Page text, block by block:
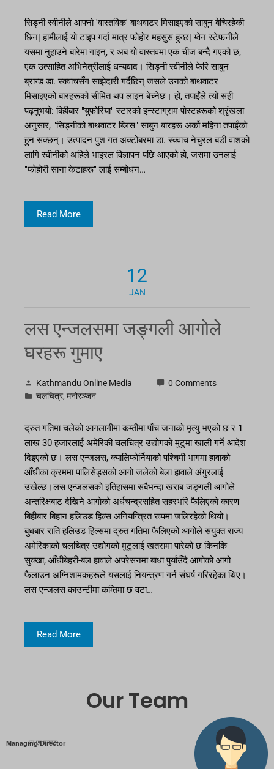
सिड्नी स्वीनीले आफ्नो 'वास्तविक' बाथवाटर मिसाइएको साबुन बेचिरहेकी
छिन| हामीलाई यो टाइप गर्दा मात्र फोहोर महसुस हुन्छ| ग्वेन स्टेफनीले
यसमा नुहाउने बारेमा गाइन्, र अब यो वास्तवमा एक चीज बन्दै गएको छ,
एक उत्साहित अभिनेत्रीलाई धन्यवाद। सिड्नी स्वीनीले फेरि साबुन
ब्रान्ड डा. स्क्वाचसँग साझेदारी गर्दैछिन् जसले उनको बाथवाटर
मिसाइएको बारहरूको सीमित थप लाइन बेच्नेछ। हो, तपाईंले त्यो सही
पढ्नुभयो: बिहीबार "युफोरिया" स्टारको इन्स्टाग्राम पोस्टहरूको श्रृंखला
अनुसार, "सिड्नीको बाथवाटर ब्लिस" साबुन बारहरू अर्को महिना तपाईंको
हुन सक्छन्। उत्पादन पुश गत अक्टोबरमा डा. स्क्वाच नेचुरल बडी वाशको
लागि स्वीनीको अहिले भाइरल विज्ञापन पछि आएको हो, जसमा उनलाई
"फोहोरी साना केटाहरू" लाई सम्बोधन…
Read More
12
JAN
लस एन्जलसमा जङ्गली आगोले
घरहरू गुमाए
Kathmandu Online Media
0 Comments
चलचित्र, मनोरञ्जन
द्रुत गतिमा चलेको आगलागीमा कम्तीमा पाँच जनाको मृत्यु भएको छ र 1
लाख 30 हजारलाई अमेरिकी चलचित्र उद्योगको मुटुमा खाली गर्ने आदेश
दिइएको छ। लस एन्जलस, क्यालिफोर्नियाको पश्चिमी भागमा हावाको
आँधीका क्रममा पालिसेड्सको आगो जलेको बेला हावाले अंगुरलाई
उखेल्छ।लस एन्जलसको इतिहासमा सबैभन्दा खराब जङ्गली आगोले
अन्तरिक्षबाट देखिने आगोको अर्धचन्द्रसहित सहरभरि फैलिएको कारण
बिहीबार बिहान हलिउड हिल्स अनियन्त्रित रूपमा जलिरहेको थियो।
बुधबार राति हलिउड हिल्समा द्रुत गतिमा फैलिएको आगोले संयुक्त राज्य
अमेरिकाको चलचित्र उद्योगको मुटुलाई खतरामा पारेको छ किनकि
सुक्खा, आँधीबेहरी-बल हावाले अपरेसनमा बाधा पुर्याउँदै आगोको आगो
फैलाउन अग्निशामकहरूले यसलाई नियन्त्रण गर्न संघर्ष गरिरहेका थिए।
लस एन्जलस काउन्टीमा कम्तिमा छ वटा…
Read More
Our Team
Managing Director
एम एम तामाङ